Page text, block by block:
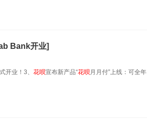
Bank开业]
开业！3、 花呗宣布新产品“花呗 月月付”上线：可全年